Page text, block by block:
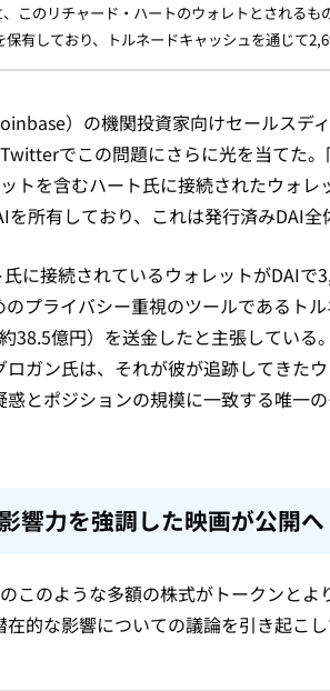
このリチャード・ハートのウォレトとされるも
有しており、トルネードキャッシュを通じて
）の機関投資家向けセールスデ
でこの問題にさらに光を当てた
トを含むハート氏に接続されたウォ
所有しており、これは発行済みDAI全
に接続されているウォレットがDAIで
プライバシー重視のツールであるト
38.5億円）を送金したと主張している
ガン氏は、それが彼が追跡してきた
とポジションの規模に一致する唯一
響力を強調した映画が公開へ
このような多額の株式がトークンと
的な影響についての議論を引き起こし